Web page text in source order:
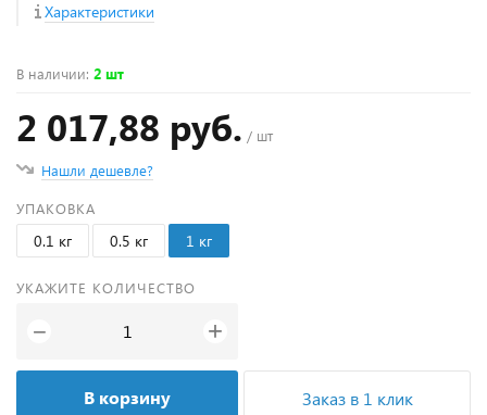
Характеристики
В наличии: 2 шт
2 017,88 руб. / шт
Нашли дешевле?
УПАКОВКА
0.1 кг 0.5 кг 1 кг
УКАЖИТЕ КОЛИЧЕСТВО
− +
В корзину Заказ в 1 клик